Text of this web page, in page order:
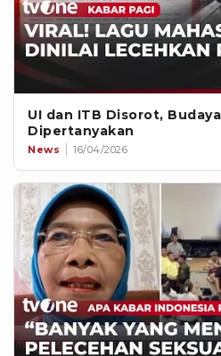
UI dan ITB Disorot,
Dipertanyakan
News 16/04/2026